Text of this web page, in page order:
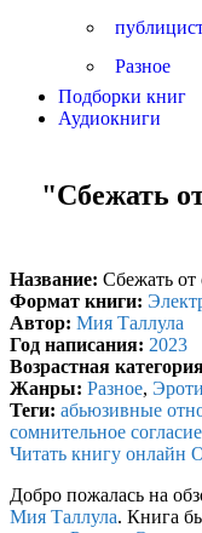
Разное
Подборки книг
Аудиокниги
"Сбежать
Название: Сбежать от
Формат книги:
Автор: Мия Таллула
Год написания: 2023
Возрастная
Жанры: Разное,
Теги: абьюзивные
сомнительное согласие
Читать книгу онлайн
Добро пожалась на
Мия Таллула. Книга